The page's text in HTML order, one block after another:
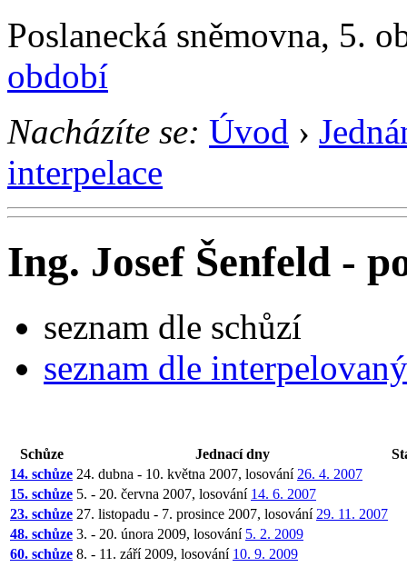
Poslanecká sněmovna, 5.
období
Nacházíte se: Úvod ›
interpelace
Ing. Josef Šenfeld -
seznam dle schůzí
seznam dle
Schůze Jednací dny
14. schůze 24. dubna - 10. května 2007, losování 26. 4. 2007
15. schůze 5. - 20. června 2007, losování 14. 6. 2007
23. schůze 27. listopadu - 7. prosince 2007, losování 29. 11. 2007
48. schůze 3. - 20. února 2009, losování 5. 2. 2009
60. schůze 8. - 11. září 2009, losování 10. 9. 2009